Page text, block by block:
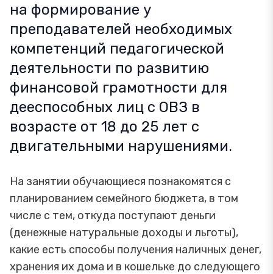
на формирование у
преподавателей необходимых
компетенций педагогической
деятельности по развитию
финансовой грамотности для
дееспособных лиц с ОВЗ в
возрасте от 18 до 25 лет с
двигательными нарушениями.
На занятии обучающиеся познакомятся с
планированием семейного бюджета, в том
числе с тем, откуда поступают деньги
(денежные натуральные доходы и льготы),
какие есть способы получения наличных денег,
хранения их дома и в кошельке до следующего